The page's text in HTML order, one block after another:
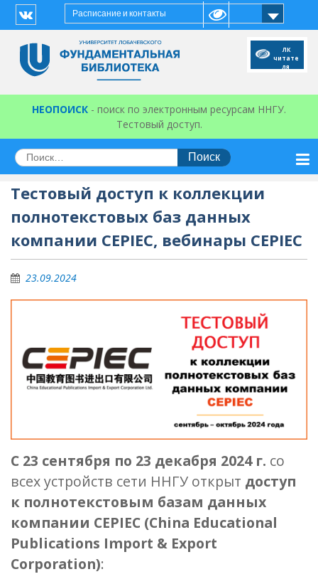
Перейти
Расписание и контакты
Vk
ЛК
читате
ля
НЕОПОИСК - поиск по электронным ресурсам ННГУ.
Тестовый доступ.
Искать:
Тестовый доступ к коллекции
полнотекстовых баз данных
компании CEPIEC, вебинары CEPIEC
23.09.2024
C 23 сентября по 23 декабря 2024 г. со
всех устройств сети ННГУ открыт доступ
к полнотекстовым базам данных
компании CEPIEC (China Educational
Publications Import & Export
Corporation):